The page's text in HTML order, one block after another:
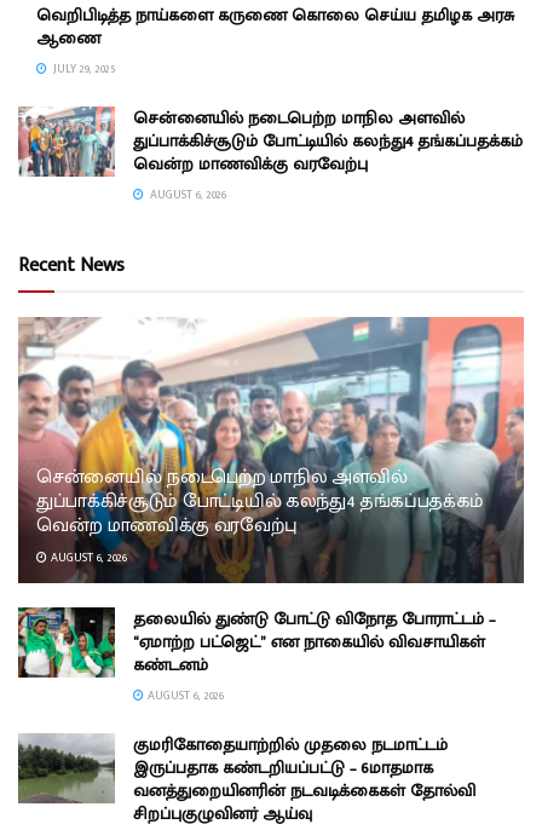
வெறிபிடித்த நாய்களை கருணை கொலை செய்ய தமிழக அரசு
ஆணை
JULY 29, 2025
சென்னையில் நடைபெற்ற மாநில அளவில்
துப்பாக்கிச்சூடும் போட்டியில் கலந்து4 தங்கப்பதக்கம்
வென்ற மாணவிக்கு வரவேற்பு
AUGUST 6, 2026
Recent News
சென்னையில் நடைபெற்ற மாநில அளவில்
துப்பாக்கிச்சூடும் போட்டியில் கலந்து4 தங்கப்பதக்கம்
வென்ற மாணவிக்கு வரவேற்பு
AUGUST 6, 2026
தலையில் துண்டு போட்டு விநோத போராட்டம் –
“ஏமாற்ற பட்ஜெட்” என நாகையில் விவசாயிகள்
கண்டனம்
AUGUST 6, 2026
குமரிகோதையாற்றில் முதலை நடமாட்டம்
இருப்பதாக கண்டறியப்பட்டு – 6மாதமாக
வனத்துறையினரின் நடவடிக்கைகள் தோல்வி
சிறப்புகுழுவினர் ஆய்வு